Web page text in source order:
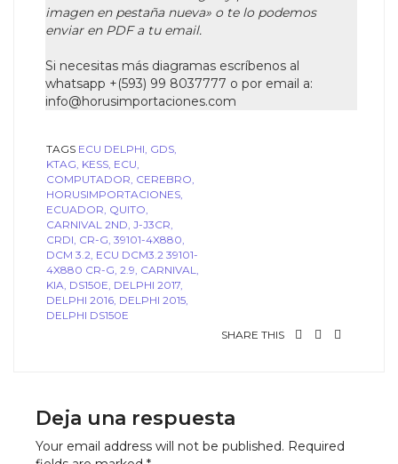
imagen en pestaña nueva» o te lo podemos
enviar en PDF a tu email.
Si necesitas más diagramas escríbenos al
whatsapp +(593) 99 8037777 o por email a:
info@horusimportaciones.com
TAGS ECU DELPHI, GDS,
KTAG, KESS, ECU,
COMPUTADOR, CEREBRO,
HORUSIMPORTACIONES,
ECUADOR, QUITO,
CARNIVAL 2ND, J-J3CR,
CRDI, CR-G, 39101-4X880,
DCM 3.2, ECU DCM3.2 39101-
4X880 CR-G, 2.9, CARNIVAL,
KIA, DS150E, DELPHI 2017,
DELPHI 2016, DELPHI 2015,
DELPHI DS150E
SHARE THIS
Deja una respuesta
Your email address will not be published. Required